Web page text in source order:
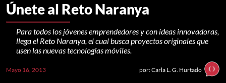
Únete al Reto Naranya
Para todos los jóvenes emprendedores y con ideas innovadoras,
llega el Reto Naranya, el cual busca proyectos originales que
usen las nuevas tecnologías móviles.
Mayo 16, 2013 por: Carla L. G. Hurtado